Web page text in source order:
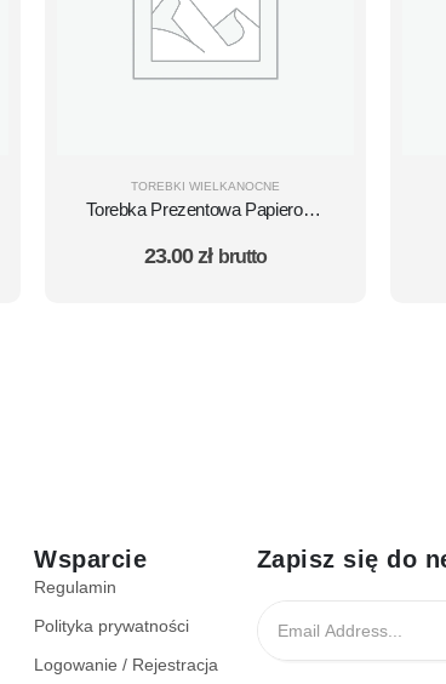
TOREBKI WIELKANOCNE
Torebka Prezentowa Papierowa
Zając Średnia - 10 szt.
23.00zł brutto
Wsparcie
Regulamin
Polityka prywatności
Logowanie / Rejestracja
Zapisz się do